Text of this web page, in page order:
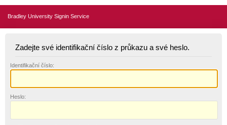
Bradley University Signin Service
Zadejte své identifikační číslo z průkazu a své heslo.
Identifikační číslo:
Heslo: